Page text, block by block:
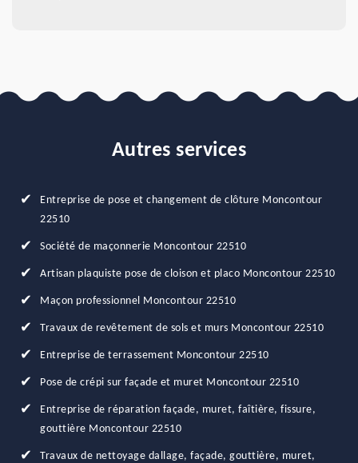
Autres services
Entreprise de pose et changement de clôture Moncontour
22510
Société de maçonnerie Moncontour 22510
Artisan plaquiste pose de cloison et placo Moncontour 22510
Maçon professionnel Moncontour 22510
Travaux de revêtement de sols et murs Moncontour 22510
Entreprise de terrassement Moncontour 22510
Pose de crépi sur façade et muret Moncontour 22510
Entreprise de réparation façade, muret, faîtière, fissure,
gouttière Moncontour 22510
Travaux de nettoyage dallage, façade, gouttière, muret,